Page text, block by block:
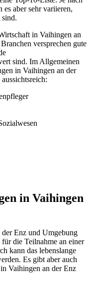
aber sehr variieren,
in Vaihingen an
versprechen gute
sind. Im Allgemeinen
in Vaihingen an der
in Vaihingen
Enz und Umgebung
die Teilnahme an einer
kann das lebenslange
Es gibt aber auch
Vaihingen an der Enz